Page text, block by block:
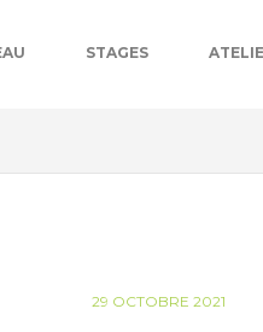
STAGES
29 OCTOBRE 2021